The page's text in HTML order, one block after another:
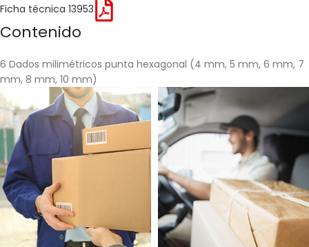
Ficha técnica 13953
Contenido
6 Dados milimétricos punta hexagonal (4 mm, 5 mm, 6 mm, 7
mm, 8 mm, 10 mm)